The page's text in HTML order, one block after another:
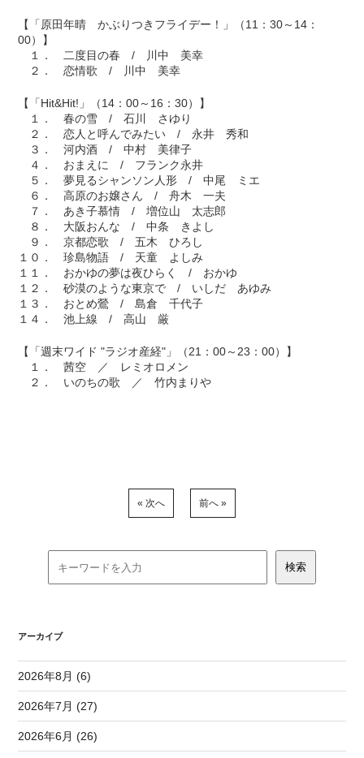
【「原田年晴 かぶりつきフライデー！」（11：30～14：
00）】
１． 二度目の春 / 川中 美幸
２． 恋情歌 / 川中 美幸
【「Hit&Hit!」（14：00～16：30）】
１． 春の雪 / 石川 さゆり
２． 恋人と呼んでみたい / 永井 秀和
３． 河内酒 / 中村 美律子
４． おまえに / フランク永井
５． 夢見るシャンソン人形 / 中尾 ミエ
６． 高原のお嬢さん / 舟木 一夫
７． あき子慕情 / 増位山 太志郎
８． 大阪おんな / 中条 きよし
９． 京都恋歌 / 五木 ひろし
１０． 珍島物語 / 天童 よしみ
１１． おかゆの夢は夜ひらく / おかゆ
１２． 砂漠のような東京で / いしだ あゆみ
１３． おとめ鶯 / 島倉 千代子
１４． 池上線 / 高山 厳
【「週末ワイド "ラジオ産経"」（21：00～23：00）】
１． 茜空 ／ レミオロメン
２． いのちの歌 ／ 竹内まりや
« 次へ 前へ »
アーカイブ
2026年8月 (6)
2026年7月 (27)
2026年6月 (26)